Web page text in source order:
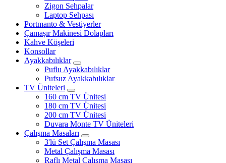
Zigon Sehpalar
Laptop Sehpası
Portmanto & Vestiyerler
Çamaşır Makinesi Dolapları
Kahve Köşeleri
Konsollar
Ayakkabılıklar
Puflu Ayakkabılıklar
Pufsuz Ayakkabılıklar
TV Üniteleri
160 cm TV Ünitesi
180 cm TV Ünitesi
200 cm TV Ünitesi
Duvara Monte TV Üniteleri
Çalışma Masaları
3'lü Set Çalışma Masası
Metal Çalışma Masası
Raflı Metal Çalışma Masası